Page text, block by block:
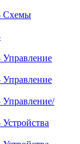
Схемы